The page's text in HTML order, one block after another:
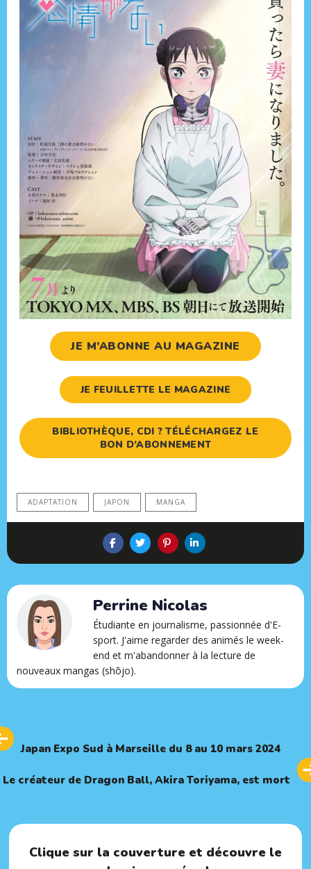
JE M’ABONNE AU MAGAZINE
JE FEUILLETTE LE MAGAZINE
BIBLIOTHÈQUE, CDI ? TÉLÉCHARGEZ LE
BON D’ABONNEMENT
ADAPTATION JAPON MANGA
Perrine Nicolas
Étudiante en journalisme, passionnée d'E-
sport. J'aime regarder des animés le week-
end et m'abandonner à la lecture de
nouveaux mangas (shōjo).
Article
Japan Expo Sud à Marseille du 8 au 10 mars 2024
Article
Le créateur de Dragon Ball, Akira Toriyama, est mort
Clique sur la couverture et découvre le